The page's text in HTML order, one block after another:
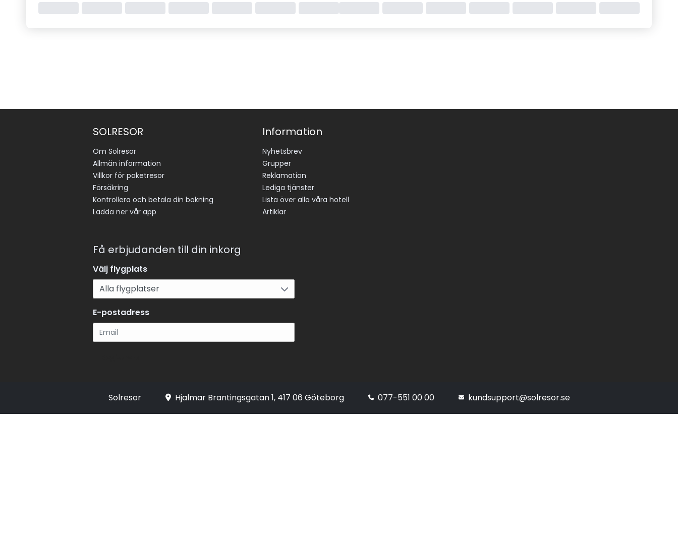
SOLRESOR
Om Solresor
Allmän information
Villkor för paketresor
Försäkring
Kontrollera och betala din bokning
Ladda ner vår app
Information
Nyhetsbrev
Grupper
Reklamation
Lediga tjänster
Lista över alla våra hotell
Artiklar
Få erbjudanden till din inkorg
Välj flygplats
E-postadress
Solresor Hjalmar Brantingsgatan 1, 417 06 Göteborg 077-551 00 00 kundsupport@solresor.se